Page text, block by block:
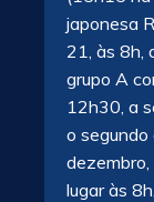
japonesa
21, às 8h,
grupo A
12h30, a
o segundo
lugar às